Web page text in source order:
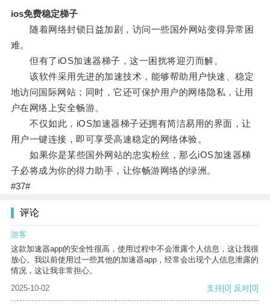
ios免费稳定梯子
随着网络封锁日益加剧，访问一些国外网站变得异常困
难。
但有了iOS加速器梯子，这一困扰将迎刃而解。
该软件采用先进的加速技术，能够帮助用户快速、稳定
地访问国际网站；同时，它还可保护用户的网络隐私，让用
户在网络上安全畅游。
不仅如此，iOS加速器梯子还拥有简洁易用的界面，让
用户一键连接，即可享受高速稳定的网络体验。
如果你是某些国外网站的忠实粉丝，那么iOS加速器梯
子必将成为你的得力助手，让你畅游网络的绿洲。
#37#
评论
游客
这款加速器app的安全性很高，使用过程中不会泄露个人信息，这让我很
放心。我以前使用过一些其他的加速器app，经常会出现个人信息泄露的
情况，这让我非常担心。
2025-10-02
支持[0] 反对[0]